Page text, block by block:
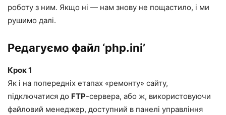
роботу з ним. Якщо ні — нам знову не пощастило, і ми
рушимо далі.
Редагуємо файл ‘php.ini’
Крок 1
Як і на попередніх етапах «ремонту» сайту,
підключатися до FTP-сервера, або ж, використовуючи
файловий менеджер, доступний в панелі управління